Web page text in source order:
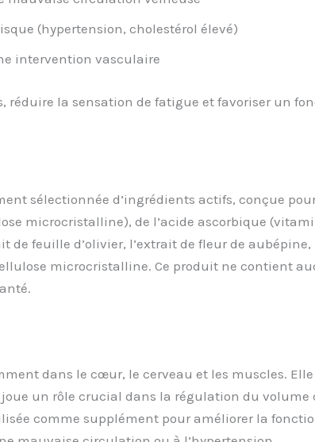
(hypertension, cholestérol élevé)
intervention vasculaire
la sensation de fatigue et favoriser un
sélectionnée d’ingrédients actifs, conçue
microcristalline), de l’acide ascorbique
feuille d’olivier, l’extrait de fleur de
microcristalline. Ce produit ne contient
dans le cœur, le cerveau et les muscles.
un rôle crucial dans la régulation du
comme supplément pour améliorer la